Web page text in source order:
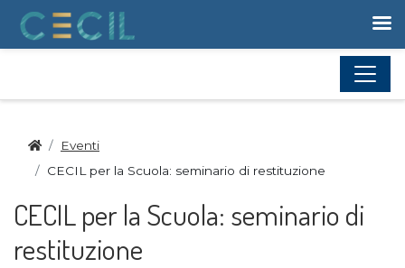
HomeEventi
CECIL per la Scuola: seminario di restituzione
CECIL per la Scuola: seminario di
restituzione